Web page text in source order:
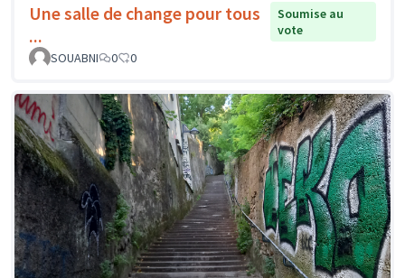
Une salle de change pour tous
...
Soumise au
vote
SOUABNI
0 0